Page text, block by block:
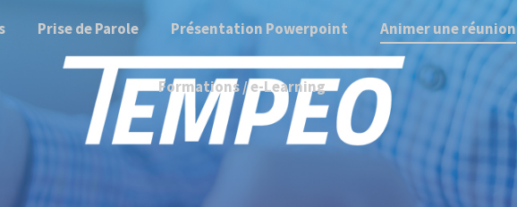
Prise de Parole Présentation Powerpoint Animer une réunion
Formations / e-Learning